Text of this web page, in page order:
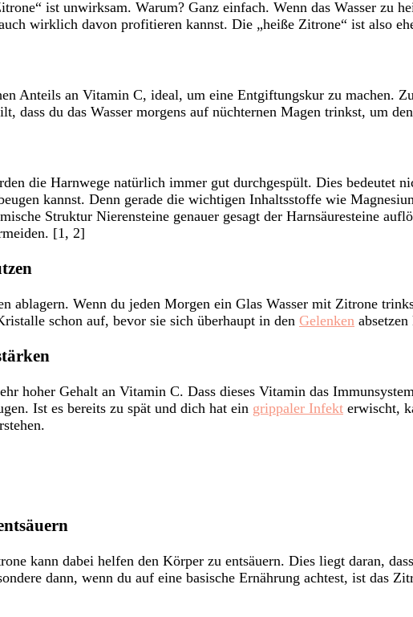
ist unwirksam. Warum? Ganz einfach. Wenn das Wasser zu
wirklich davon profitieren kannst. Die „heiße Zitrone“ ist also
Anteils an Vitamin C, ideal, um eine Entgiftungskur zu machen.
dass du das Wasser morgens auf nüchternen Magen trinkst, um
die Harnwege natürlich immer gut durchgespült. Dies bedeutet
kannst. Denn gerade die wichtigen Inhaltsstoffe wie
Struktur Nierensteine genauer gesagt der Harnsäuresteine
[1, 2]
ablagern. Wenn du jeden Morgen ein Glas Wasser mit Zitrone
schon auf, bevor sie sich überhaupt in den Gelenken
hoher Gehalt an Vitamin C. Dass dieses Vitamin das
Ist es bereits zu spät und dich hat ein grippaler Infekt erwischt,
kann dabei helfen den Körper zu entsäuern. Dies liegt daran,
dann, wenn du auf eine basische Ernährung achtest, ist das